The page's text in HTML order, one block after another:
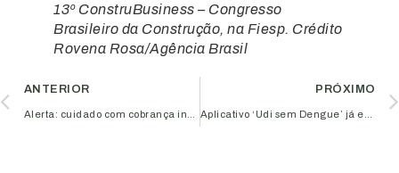
13º ConstruBusiness – Congresso
Brasileiro da Construção, na Fiesp. Crédito
Rovena Rosa/Agência Brasil
ANTERIOR PRÓXIMO